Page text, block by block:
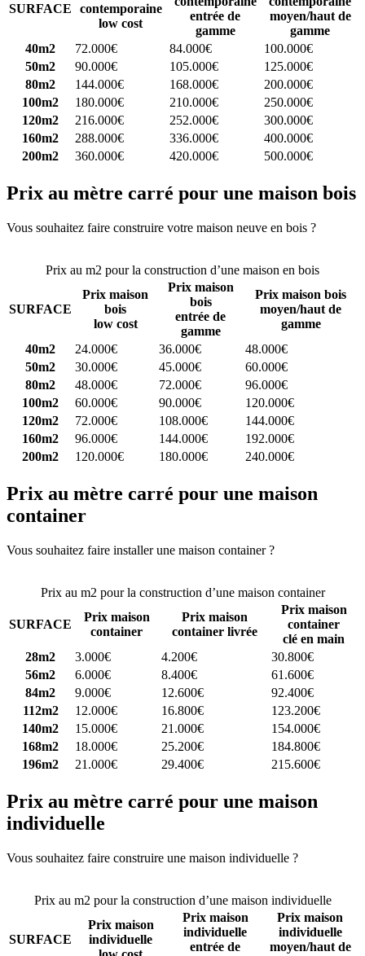
SURFACE
contemporaine
low cost
entrée de
gamme
moyen/haut de
gamme
40m2
72.000€ 84.000€
100.000€
50m2
90.000€ 105.000€
125.000€
80m2
144.000€ 168.000€
200.000€
100m2
180.000€ 210.000€
250.000€
120m2
216.000€ 252.000€
300.000€
160m2
288.000€ 336.000€
400.000€
200m2
360.000€ 420.000€ 500.000€
Prix au mètre carré pour une maison bois
Vous souhaitez faire construire votre maison neuve en bois ?
Prix au m2 pour la construction d’une maison en bois
SURFACE
Prix maison
bois
low cost
Prix maison
bois
entrée de
gamme
Prix maison bois
moyen/haut de
gamme
40m2
24.000€ 36.000€
48.000€
50m2
30.000€ 45.000€
60.000€
80m2
48.000€ 72.000€
96.000€
100m2
60.000€ 90.000€
120.000€
120m2
72.000€ 108.000€
144.000€
160m2
96.000€ 144.000€
192.000€
200m2
120.000€ 180.000€ 240.000€
Prix au mètre carré pour une maison
container
Vous souhaitez faire installer une maison container ?
Prix au m2 pour la construction d’une maison container
SURFACE
Prix maison
container
Prix maison
container livrée
Prix maison
container
clé en main
28m2
3.000€ 4.200€
30.800€
56m2
6.000€ 8.400€
61.600€
84m2
9.000€ 12.600€
92.400€
112m2
12.000€ 16.800€
123.200€
140m2
15.000€ 21.000€
154.000€
168m2
18.000€ 25.200€
184.800€
196m2
21.000€ 29.400€ 215.600€
Prix au mètre carré pour une maison
individuelle
Vous souhaitez faire construire une maison individuelle ?
Prix au m2 pour la construction d’une maison individuelle
SURFACE
Prix maison
individuelle
Prix maison
individuelle
entrée de
Prix maison
individuelle
moyen/haut de